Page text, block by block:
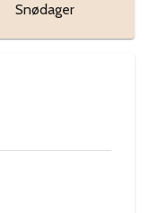
Snødager